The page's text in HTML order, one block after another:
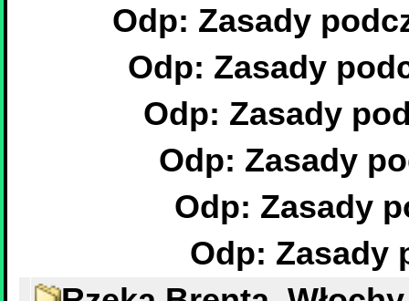
Odp: Zasady
Odp: Zasady